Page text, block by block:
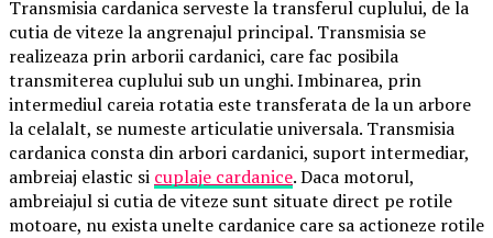
Transmisia cardanica serveste la transferul cuplului, de la
cutia de viteze la angrenajul principal. Transmisia se
realizeaza prin arborii cardanici, care fac posibila
transmiterea cuplului sub un unghi. Imbinarea, prin
intermediul careia rotatia este transferata de la un arbore
la celalalt, se numeste articulatie universala. Transmisia
cardanica consta din arbori cardanici, suport intermediar,
ambreiaj elastic si cuplaje cardanice. Daca motorul,
ambreiajul si cutia de viteze sunt situate direct pe rotile
motoare, nu exista unelte cardanice care sa actioneze rotile